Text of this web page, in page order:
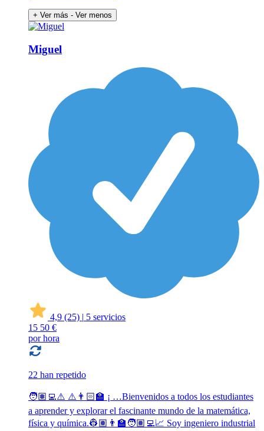
+ Ver más - Ver menos
Miguel
4,9 (25) | 5 servicios
15 50 €
por hora
22 han repetido
🧑🏽‍💻⚠️ ⚠️👨🏻‍🏫 ¡ …Bienvenidos a todos los estudiantes
a aprender y explorar el fascinante mundo de la matemática,
física y química.👷🏽👨‍🏫🧑🏽‍💻📈 Soy ingeniero industrial